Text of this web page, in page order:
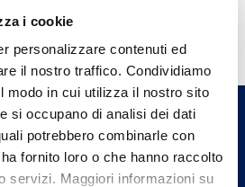
i cookie
personalizzare contenuti ed
il nostro traffico. Condividiamo
modo in cui utilizza il nostro sito
si occupano di analisi dei dati
potrebbero combinarle con
fornito loro o che hanno raccolto
servizi. Maggiori informazioni su
di
vicina a te e parla con